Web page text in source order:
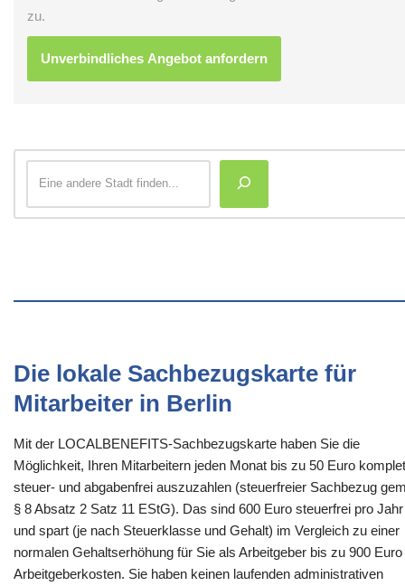
zu.
Die lokale Sachbezugskarte für
Mitarbeiter in Berlin
Mit der LOCALBENEFITS-Sachbezugskarte haben Sie die
Möglichkeit, Ihren Mitarbeitern jeden Monat bis zu 50 Euro
steuer- und abgabenfrei auszuzahlen (steuerfreier Sachbezug
§ 8 Absatz 2 Satz 11 EStG). Das sind 600 Euro steuerfrei pro Jahr
und spart (je nach Steuerklasse und Gehalt) im Vergleich zu einer
normalen Gehaltserhöhung für Sie als Arbeitgeber bis zu 900 Euro
Arbeitgeberkosten. Sie haben keinen laufenden administrativen